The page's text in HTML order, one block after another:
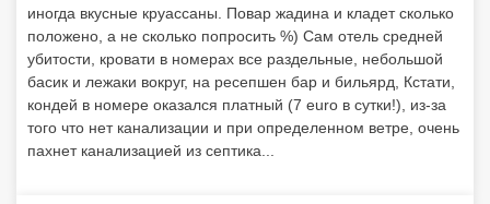
иногда вкусные круассаны. Повар жадина и кладет сколько
положено, а не сколько попросить %) Сам отель средней
убитости, кровати в номерах все раздельные, небольшой
басик и лежаки вокруг, на ресепшен бар и бильярд, Кстати,
кондей в номере оказался платный (7 euro в сутки!), из-за
того что нет канализации и при определенном ветре, очень
пахнет канализацией из септика...